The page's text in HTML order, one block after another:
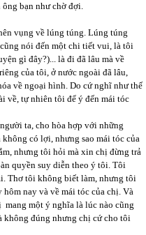
ông bạn như chờ đợi.
vụng về lúng túng. Lúng túng
nói đến một chi tiết vui, là tôi
gì đây?)... là đi đã lâu mà về
của tôi, ở nước ngoài đã lâu,
về ngoại hình. Do cứ nghĩ như thế
về, tự nhiên tôi để ý đến mái tóc
ta, cho hòa hợp với những
có lợi, nhưng sao mái tóc của
nhưng tôi hỏi mà xin chị đừng trả
quyền suy diễn theo ý tôi. Tôi
Thơ tôi không biết làm, nhưng tôi
nay và về mái tóc của chị. Và
một ý nghĩa là lúc nào cũng
không đúng nhưng chị cứ cho tôi